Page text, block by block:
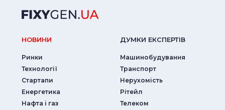
НОВИНИ
Ринки
Технології
Стартапи
Енергетика
Нафта і газ
ДУМКИ ЕКСПЕРТIВ
Машинобудування
Транспорт
Нерухомість
Рітейл
Телеком